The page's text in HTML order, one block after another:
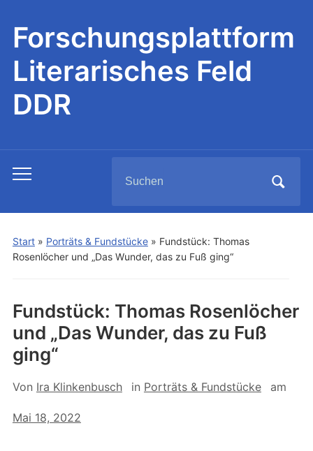
Forschungsplattform
Literarisches Feld
DDR
Toggle
menu
for:
Start» Porträts & Fundstücke» Fundstück: Thomas
Rosenlöcher und „Das Wunder, das zu Fuß ging“
Fundstück: Thomas Rosenlöcher
und „Das Wunder, das zu Fuß
ging“
Von Ira Klinkenbusch in Porträts & Fundstücke am
Mai 18, 2022